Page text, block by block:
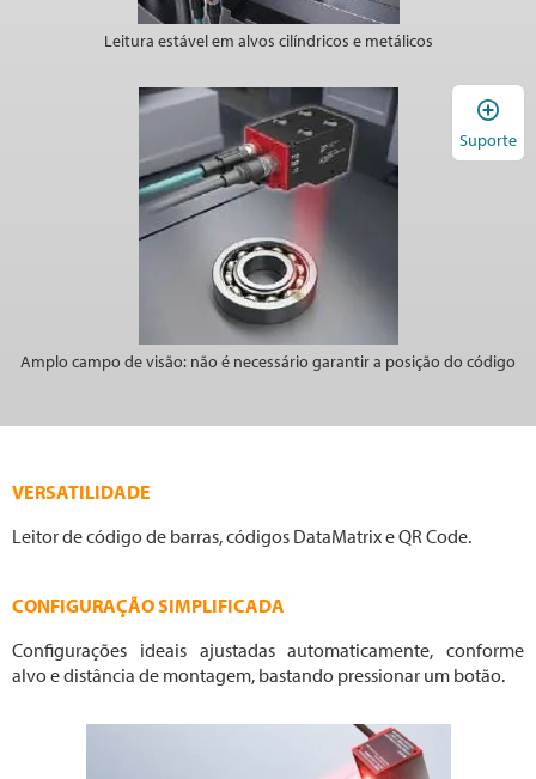
Leitura estável em alvos cilíndricos e metálicos
Amplo campo de visão: não é necessário garantir a posição do código
VERSATILIDADE
Leitor de código de barras, códigos DataMatrix e QR Code.
CONFIGURAÇÃO SIMPLIFICADA
Configurações ideais ajustadas automaticamente, conforme
alvo e distância de montagem, bastando pressionar um botão.
Suporte